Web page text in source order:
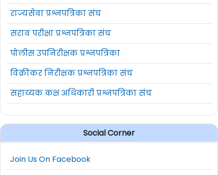
राज्यसेवा प्रश्नपत्रिका संच
सराव परीक्षा प्रश्नपत्रिका संच
पोलीस उपनिरीक्षक प्रश्नपत्रिका
विक्रीकर निरीक्षक प्रश्नपत्रिका संच
सहाय्यक कक्ष अधिकारी प्रश्नपत्रिका संच
Social Corner
Join Us On Facebook